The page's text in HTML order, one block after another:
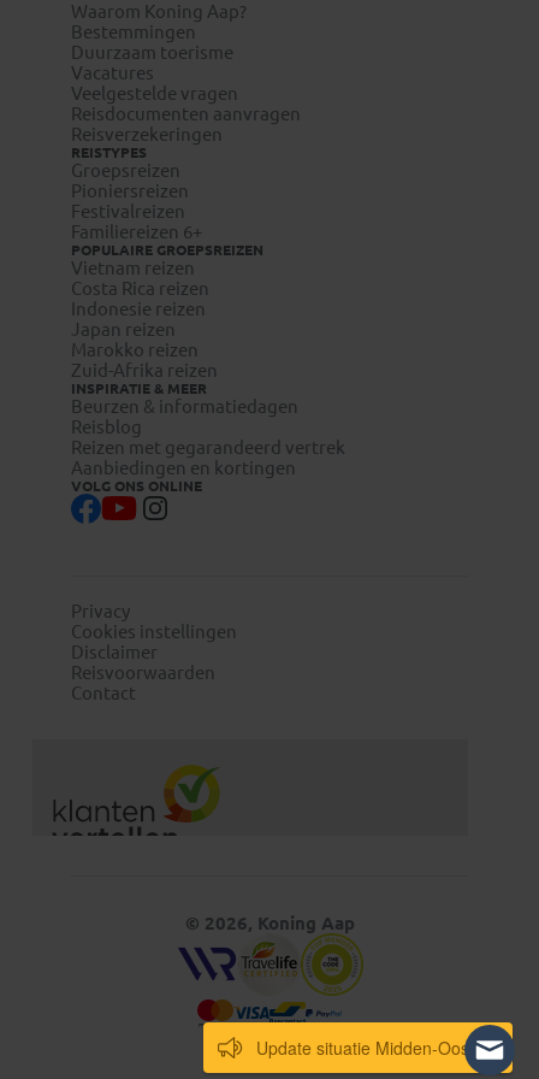
Waarom Koning Aap?
Bestemmingen
Duurzaam toerisme
Vacatures
Veelgestelde vragen
Reisdocumenten aanvragen
Reisverzekeringen
REISTYPES
Groepsreizen
Pioniersreizen
Festivalreizen
Familiereizen 6+
POPULAIRE GROEPSREIZEN
Vietnam reizen
Costa Rica reizen
Indonesie reizen
Japan reizen
Marokko reizen
Zuid-Afrika reizen
INSPIRATIE & MEER
Beurzen & informatiedagen
Reisblog
Reizen met gegarandeerd vertrek
Aanbiedingen en kortingen
VOLG ONS ONLINE
Privacy
Cookies instellingen
Disclaimer
Reisvoorwaarden
Contact
© 2026, Koning Aap
Update situatie Midden-Oosten